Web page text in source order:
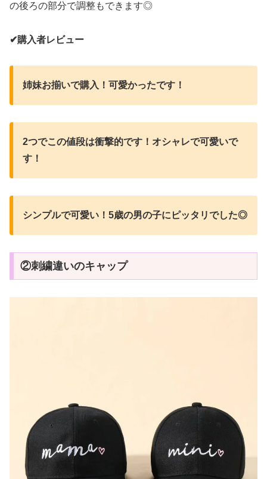
の後ろの部分で調整もできます◎
✔︎購入者レビュー
姉妹お揃いで購入！可愛かったです！
2つでこの値段は衝撃的です！オシャレで可愛いで
す！
シンプルで可愛い！5歳の男の子にピッタリでした◎
②刺繍違いのキャップ